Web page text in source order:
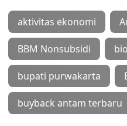
aktivitas ekonomi
BBM Nonsubsidi
bupati purwakarta
buyback antam terbaru